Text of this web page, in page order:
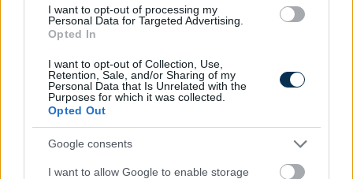
I want to opt-out of processing my
Personal Data for Targeted Advertising.
Opted In
I want to opt-out of Collection, Use,
Retention, Sale, and/or Sharing of my
Personal Data that Is Unrelated with the
Purposes for which it was collected.
Opted Out
Google consents
I want to allow Google to enable storage
A hőhullám elmúlik, az energetikai kihívás velünk
marad
2026.08.10. 10:11